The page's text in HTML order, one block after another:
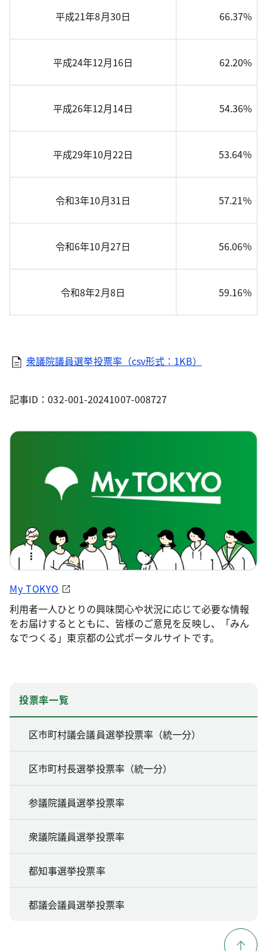
平成21年8月30日 66.37%
平成24年12月16日 62.20%
平成26年12月14日 54.36%
平成29年10月22日 53.64％
令和3年10月31日 57.21％
令和6年10月27日 56.06％
令和8年2月8日 59.16％
衆議院議員選挙投票率（csv形式：1KB）
記事ID：032-001-20241007-008727
My TOKYO
利用者一人ひとりの興味関心や状況に応じて必要な情報
をお届けするとともに、皆様のご意見を反映し、「みん
なでつくる」東京都の公式ポータルサイトです。
投票率一覧
区市町村議会議員選挙投票率（統一分）
区市町村長選挙投票率（統一分）
参議院議員選挙投票率
衆議院議員選挙投票率
都知事選挙投票率
都議会議員選挙投票率